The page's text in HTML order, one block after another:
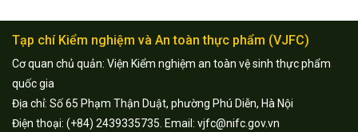
Tạp chí Kiểm nghiệm và An toàn thực phẩm (VJFC)
Cơ quan chủ quản: Viện Kiểm nghiệm an toàn vệ sinh thực phẩm
quốc gia
Địa chỉ: Số 65 Phạm Thận Duật, phường Phú Diễn, Hà Nội
Điện thoại: (+84) 2439335735. Email: vjfc@nifc.gov.vn